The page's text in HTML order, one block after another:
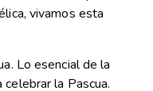
vivamos esta
Lo esencial de la
celebrar la Pascua.